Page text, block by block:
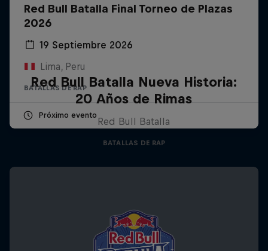
Red Bull Batalla Final Torneo de Plazas
2026
19 Septiembre 2026
Lima, Peru
BATALLAS DE RAP
Próximo evento
Red Bull Batalla Nueva Historia:
20 Años de Rimas
Red Bull Batalla
BATALLAS DE RAP